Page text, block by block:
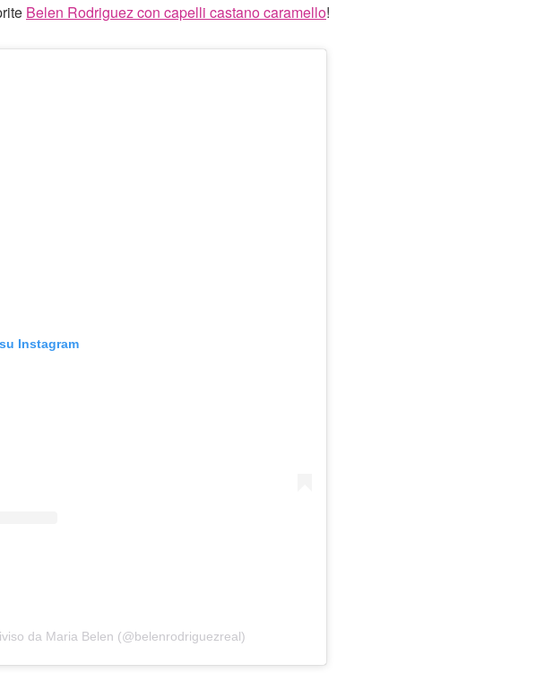
Belen Rodriguez con capelli castano caramello!
Instagram
da Maria Belen (@belenrodriguezreal)